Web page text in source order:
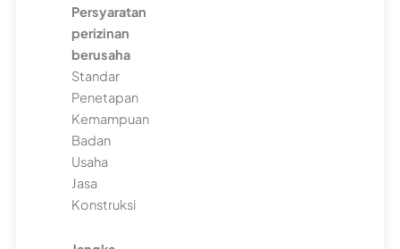
Persyaratan
perizinan
berusaha
Standar
Penetapan
Kemampuan
Badan
Usaha
Jasa
Konstruksi